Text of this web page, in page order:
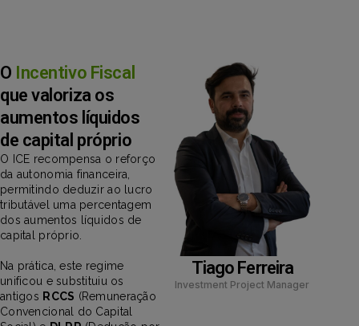
O Incentivo Fiscal
que valoriza os
aumentos líquidos
de capital próprio
O ICE recompensa o reforço
da autonomia financeira,
permitindo deduzir ao lucro
tributável uma percentagem
dos aumentos líquidos de
capital próprio.
Na prática, este regime
unificou e substituiu os
antigos RCCS (Remuneração
Convencional do Capital
Tiago Ferreira
Investment Project Manager